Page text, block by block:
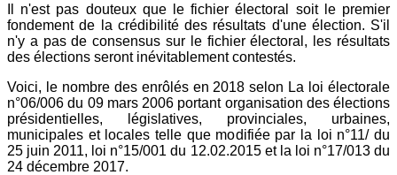
Il n'est pas douteux que le fichier électoral soit le premier
fondement de la crédibilité des résultats d'une élection. S'il
n'y a pas de consensus sur le fichier électoral, les résultats
des élections seront inévitablement contestés.
Voici, le nombre des enrôlés en 2018 selon La loi électorale
n°06/006 du 09 mars 2006 portant organisation des élections
présidentielles, législatives, provinciales, urbaines,
municipales et locales telle que modifiée par la loi n°11/ du
25 juin 2011, loi n°15/001 du 12.02.2015 et la loi n°17/013 du
24 décembre 2017.